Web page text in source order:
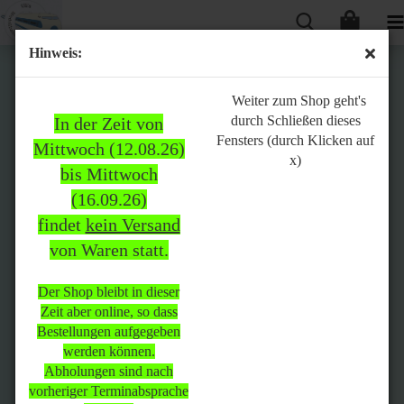
Hinweis:
In der Zeit von
Mittwoch (12.08.26)
bis Mittwoch
(16.09.26)
findet kein Versand
von Waren statt.
Der Shop bleibt in dieser
Zeit aber online, so dass
Bestellungen aufgegeben
werden können.
Abholungen sind nach
vorheriger Terminabsprache
Weiter zum Shop geht's
durch Schließen dieses
Fensters (durch Klicken auf
x)
Bitte
beachten:
In der Zeit von Mittwoch
(12.08.26) bis Mittwoch
(16.09.26)
statt.
Der Shop bleibt in dieser Zeit
aber online, so dass
Bestellungen aufgegeben
werden können.